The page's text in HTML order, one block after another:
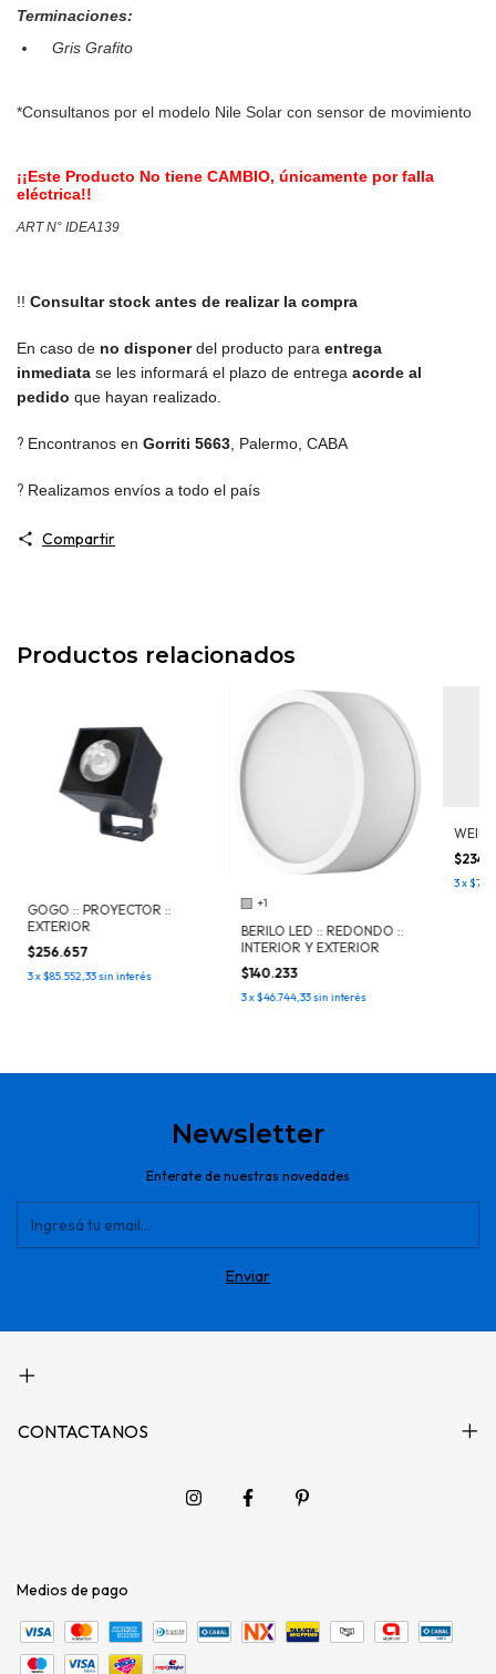
Terminaciones:
Gris Grafito
*Consultanos por el modelo Nile Solar con sensor de movimiento
¡¡Este Producto No tiene CAMBIO, únicamente por falla
eléctrica!!
ART N° IDEA139
!! Consultar stock antes de realizar la compra
En caso de no disponerdel producto para entrega
inmediata se les informará el plazo de entrega acorde al
pedido que hayan realizado.
? Encontranos en Gorriti 5663 Palermo, CABA
? Realizamos envíos a todo el país
Compartir
Productos relacionados
GOGO :: PROYECTOR ::
EXTERIOR
$256.657
3x$85.552,33sin interés
+1
BERILO LED :: REDONDO ::
INTERIOR Y EXTERIOR
$140.233
3x$46.744,33sin interés
WEIL
3x
Newsletter
Enterate de nuestras novedades
CONTACTANOS
Medios de pago